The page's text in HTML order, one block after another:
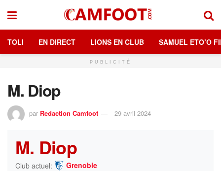
TOLI EN DIRECT LIONS EN CLUB SAMUEL ETO’O
PUBLICITÉ
M. Diop
par Redaction Camfoot 29 avril 2024
M. Diop
Club actuel: Grenoble